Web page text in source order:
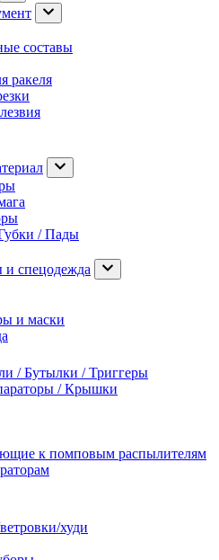
составы
ракеля
/ Пады
и спецодежда
и маски
/ Бутылки / Триггеры
/ Крышки
к помповым распылителям
худи